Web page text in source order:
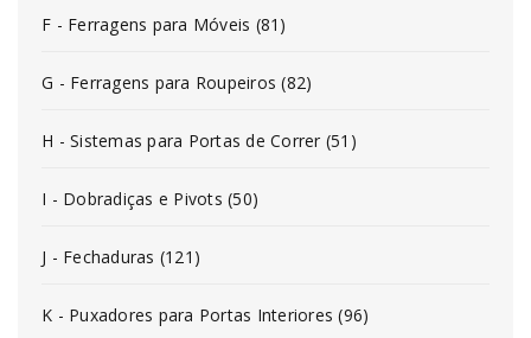
F - Ferragens para Móveis (81)
G - Ferragens para Roupeiros (82)
H - Sistemas para Portas de Correr (51)
I - Dobradiças e Pivots (50)
J - Fechaduras (121)
K - Puxadores para Portas Interiores (96)